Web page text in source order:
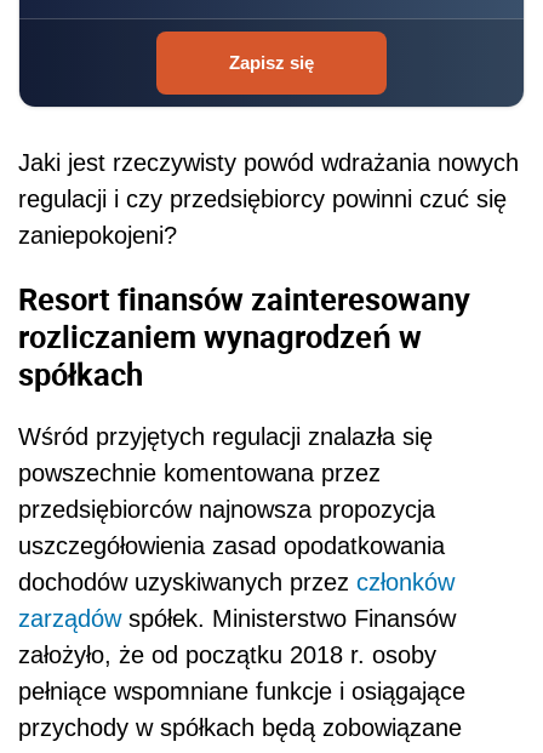
Zapisz się
Jaki jest rzeczywisty powód wdrażania nowych
regulacji i czy przedsiębiorcy powinni czuć się
zaniepokojeni?
Resort finansów zainteresowany
rozliczaniem wynagrodzeń w
spółkach
Wśród przyjętych regulacji znalazła się
powszechnie komentowana przez
przedsiębiorców najnowsza propozycja
uszczegółowienia zasad opodatkowania
dochodów uzyskiwanych przez członków
zarządówspółek. Ministerstwo Finansów
założyło, że od początku 2018 r. osoby
pełniące wspomniane funkcje i osiągające
przychody w spółkach będą zobowiązane